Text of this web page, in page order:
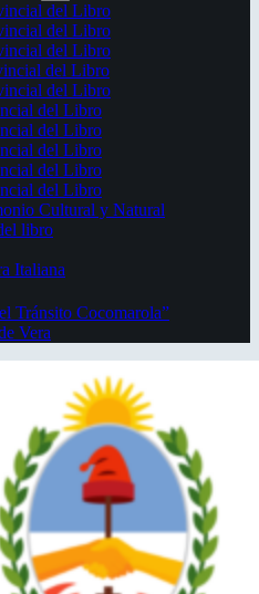
del Libro
del Libro
del Libro
del Libro
del Libro
del Libro
del Libro
del Libro
del Libro
del Libro
Cultural y Natural
libro
Italiana
Tránsito Cocomarola”
Vera